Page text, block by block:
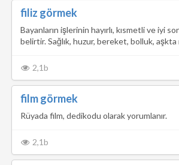
filiz görmek
Bayanların işlerinin hayırlı, kısmetli ve iyi
belirtir. Sağlık, huzur, bereket, bolluk,
2,1b
film görmek
Rüyada film, dedikodu olarak yorumlanır.
2,1b